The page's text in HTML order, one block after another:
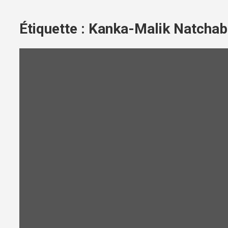
Étiquette : Kanka-Malik